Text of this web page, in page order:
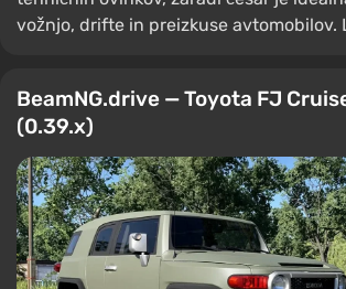
vožnjo, drifte in preizkuse avtomobilov.
BeamNG.drive — Toyota FJ
(0.39.x)